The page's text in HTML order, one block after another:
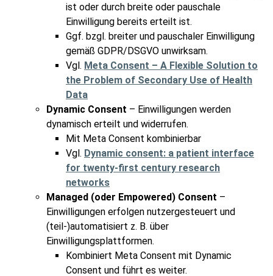
ist oder durch breite oder pauschale
Einwilligung bereits erteilt ist.
Ggf. bzgl. breiter und pauschaler Einwilligung
gemäß GDPR/DSGVO unwirksam.
Vgl. Meta Consent – A Flexible Solution to
the Problem of Secondary Use of Health
Data
Dynamic Consent – Einwilligungen werden
dynamisch erteilt und widerrufen.
Mit Meta Consent kombinierbar
Vgl. Dynamic consent: a patient interface
for twenty-first century research
networks
Managed (oder Empowered) Consent –
Einwilligungen erfolgen nutzergesteuert und
(teil-)automatisiert z. B. über
Einwilligungsplattformen.
Kombiniert Meta Consent mit Dynamic
Consent und führt es weiter.